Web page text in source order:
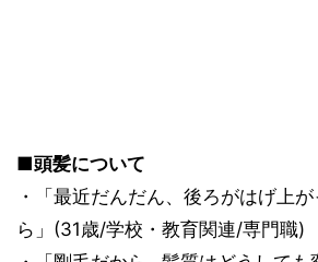
■頭髪について
・「最近だんだん、後ろがはげ上
ら」(31歳/学校・教育関連/専門職)